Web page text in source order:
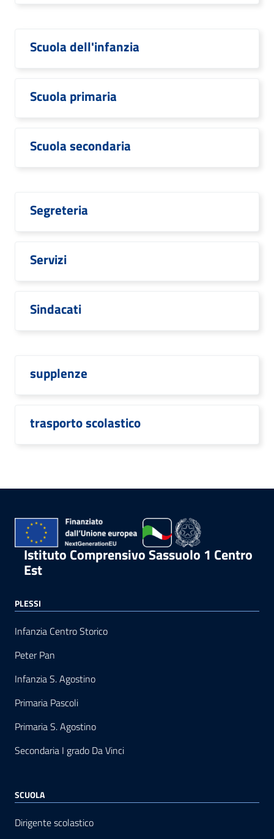
Scuola dell'infanzia
Scuola primaria
Scuola secondaria
Segreteria
Servizi
Sindacati
supplenze
trasporto scolastico
Istituto Comprensivo Sassuolo 1 Centro
Est
PLESSI
Infanzia Centro Storico
Peter Pan
Infanzia S. Agostino
Primaria Pascoli
Primaria S. Agostino
Secondaria I grado Da Vinci
SCUOLA
Dirigente scolastico